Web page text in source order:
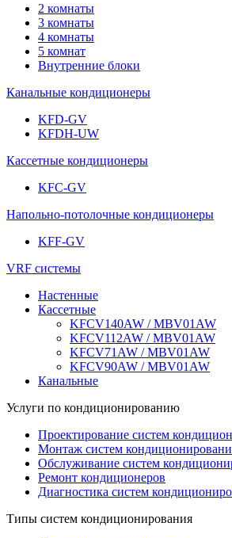
2 комнаты
3 комнаты
4 комнаты
5 комнат
Внутренние блоки
Канальные кондиционеры
KFD-GV
KFDH-UW
Кассетные кондиционеры
KFC-GV
Напольно-потолочные кондиционеры
KFF-GV
VRF системы
Настенные
Кассетные
KFCV140AW / MBV01AW
KFCV112AW / MBV01AW
KFCV71AW / MBV01AW
KFCV90AW / MBV01AW
Канальные
Услуги по кондиционированию
Проектирование систем
Монтаж систем
Обслуживание систем
Ремонт кондиционеров
Диагностика систем
Типы систем кондиционирования